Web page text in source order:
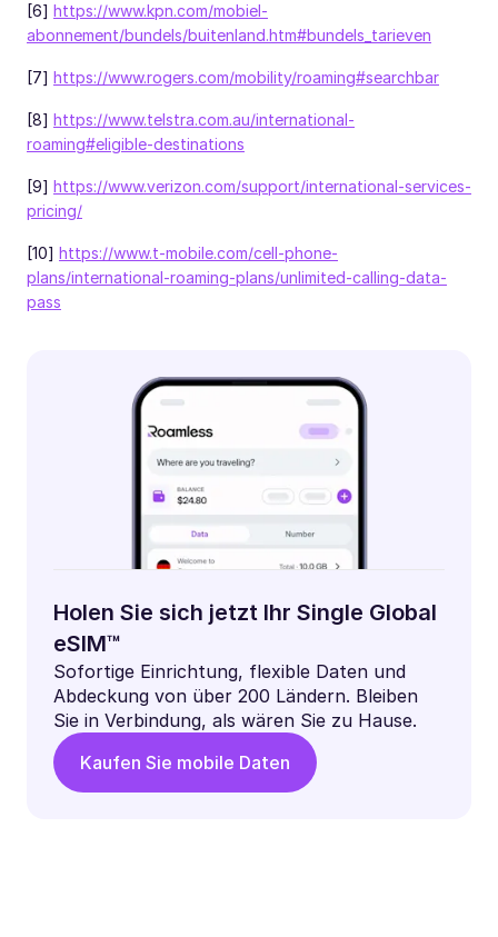
[6] https://www.kpn.com/mobiel-
abonnement/bundels/buitenland.htm#bundels_tarieven
[7] https://www.rogers.com/mobility/roaming#searchbar
[8] https://www.telstra.com.au/international-
roaming#eligible-destinations
[9] https://www.verizon.com/support/international-services-
pricing/
[10] https://www.t-mobile.com/cell-phone-
plans/international-roaming-plans/unlimited-calling-data-
pass
Holen Sie sich jetzt Ihr Single Global
eSIM™
Sofortige Einrichtung, flexible Daten und
Abdeckung von über 200 Ländern. Bleiben
Sie in Verbindung, als wären Sie zu Hause.
Kaufen Sie mobile Daten